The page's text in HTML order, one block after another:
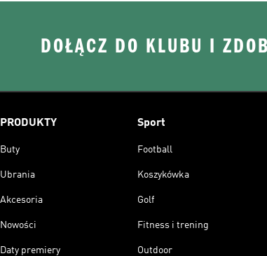
DOŁĄCZ DO KLUBU I
PRODUKTY
Buty
Ubrania
Akcesoria
Nowości
Daty premiery
Sport
Football
Koszykówka
Golf
Fitness i trening
Outdoor